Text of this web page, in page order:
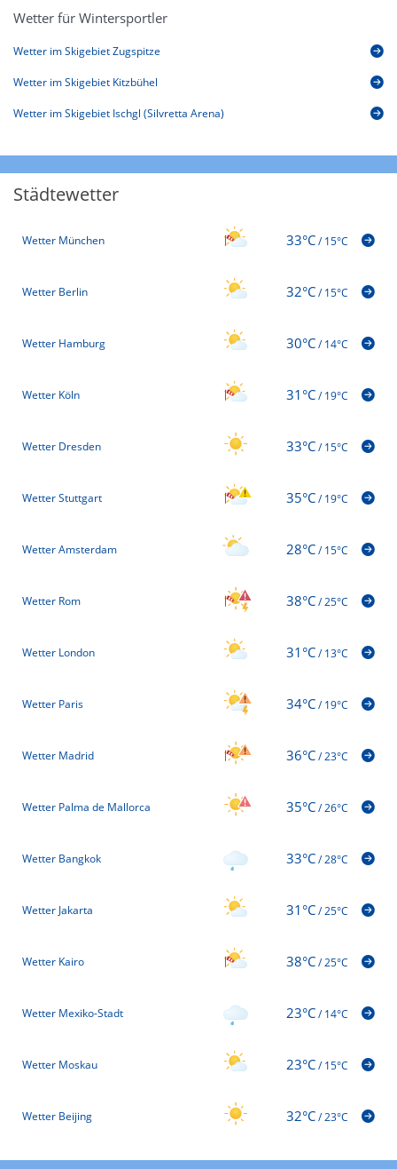
Wetter für Wintersportler
Wetter im Skigebiet Zugspitze
Wetter im Skigebiet Kitzbühel
Wetter im Skigebiet Ischgl (Silvretta Arena)
Städtewetter
Wetter München 33°C/15°C
Wetter Berlin 32°C/15°C
Wetter Hamburg 30°C/14°C
Wetter Köln 31°C/19°C
Wetter Dresden 33°C/15°C
Wetter Stuttgart 35°C/19°C
Wetter Amsterdam 28°C/15°C
Wetter Rom 38°C/25°C
Wetter London 31°C/13°C
Wetter Paris 34°C/19°C
Wetter Madrid 36°C/23°C
Wetter Palma de Mallorca 35°C/26°C
Wetter Bangkok 33°C/28°C
Wetter Jakarta 31°C/25°C
Wetter Kairo 38°C/25°C
Wetter Mexiko-Stadt 23°C/14°C
Wetter Moskau 23°C/15°C
Wetter Beijing 32°C/23°C